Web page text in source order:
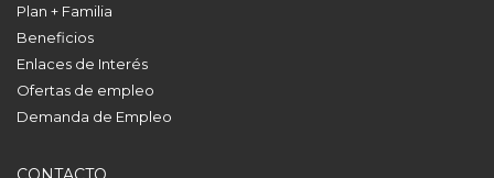
Plan + Familia
Beneficios
Enlaces de Interés
Ofertas de empleo
Demanda de Empleo